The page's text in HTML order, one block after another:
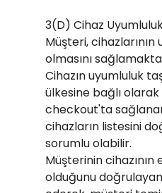
3(D) Cihaz
Müşteri,
olmasını
Cihazın uyumluluk
ülkesine bağlı
checkout'ta
cihazların listesini
sorumlu olabilir.
Müşterinin cihazının
olduğunu